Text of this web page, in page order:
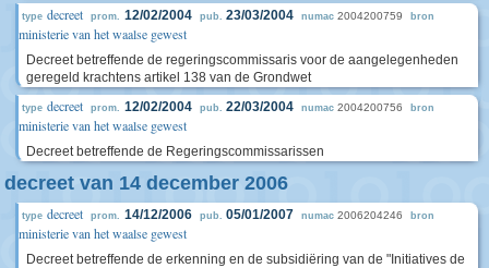
type decreet prom. 12/02/2004 pub. 23/03/2004 numac 2004200759 bron
ministerie van het waalse gewest
Decreet betreffende de regeringscommissaris voor de aangelegenheden
geregeld krachtens artikel 138 van de Grondwet
type decreet prom. 12/02/2004 pub. 22/03/2004 numac 2004200756 bron
ministerie van het waalse gewest
Decreet betreffende de Regeringscommissarissen
decreet van 14 december 2006
type decreet prom. 14/12/2006 pub. 05/01/2007 numac 2006204246 bron
ministerie van het waalse gewest
Decreet betreffende de erkenning en de subsidiëring van de "Initiatives de